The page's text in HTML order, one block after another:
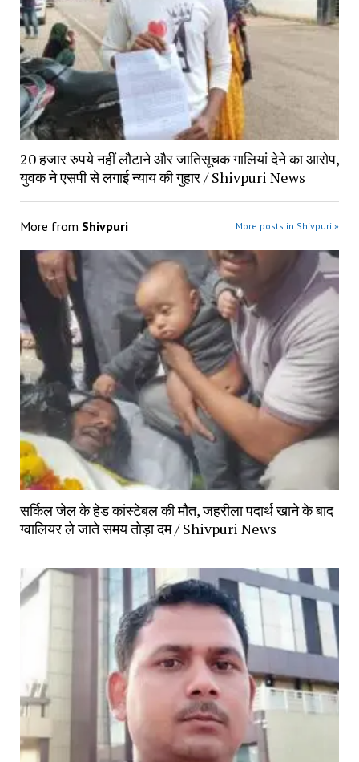
20 हजार रुपये नहीं लौटाने और जातिसूचक गालियां देने का आरोप,
युवक ने एसपी से लगाई न्याय की गुहार / Shivpuri News
More from Shivpuri More posts in Shivpuri »
सर्किल जेल के हेड कांस्टेबल की मौत, जहरीला पदार्थ खाने के बाद
ग्वालियर ले जाते समय तोड़ा दम / Shivpuri News